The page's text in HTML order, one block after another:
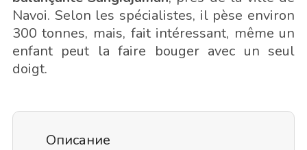
Navoi. Selon les spécialistes, il pèse environ
300 tonnes, mais, fait intéressant, même un
enfant peut la faire bouger avec un seul
doigt.
Описание